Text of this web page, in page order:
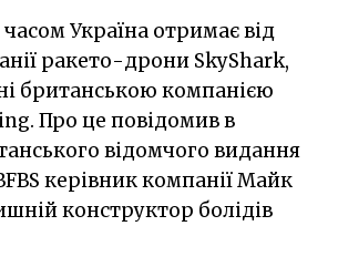
ракето-дрони SkyShark,
британською компанією
Про це повідомив в
відомчого видання
керівник компанії Майк
конструктор болідів